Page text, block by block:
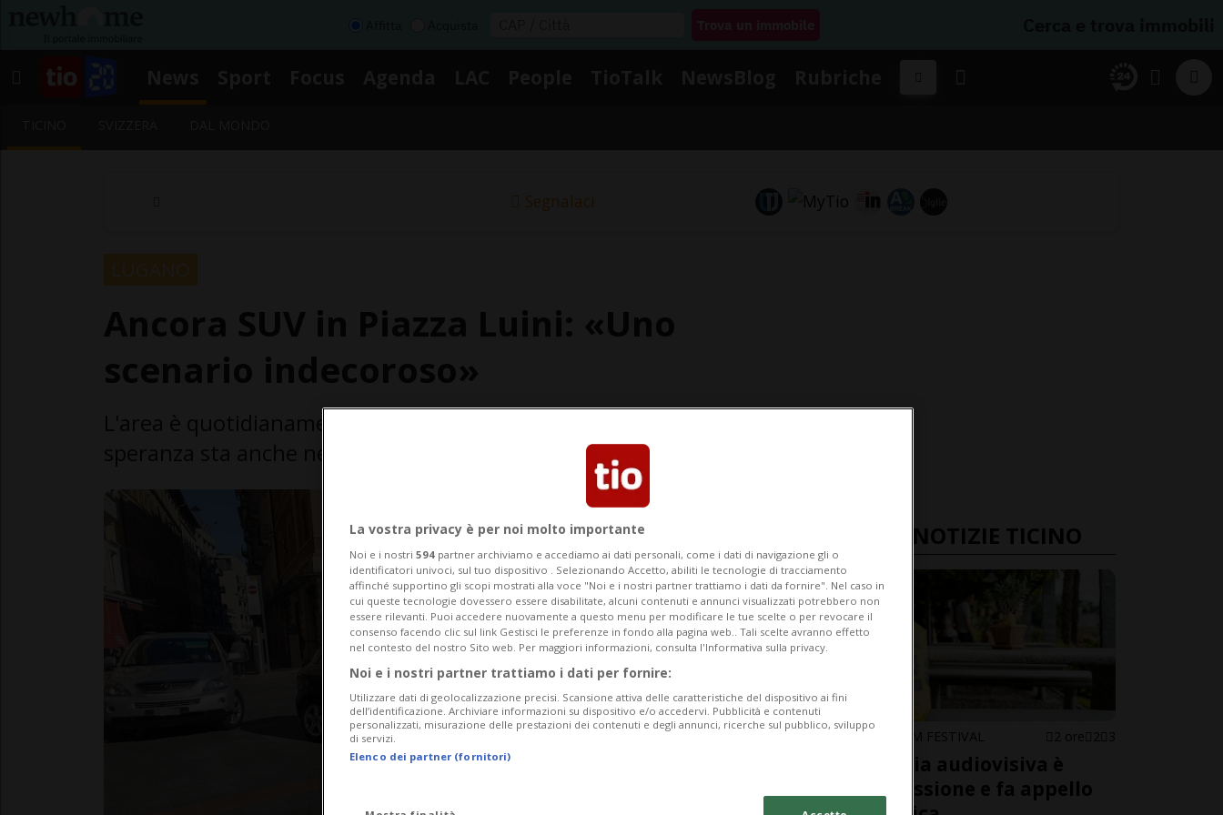
Segnalaci
ULTIME NOTIZIE TICINO
LOCARNO FILM FESTIVAL 2 ore 2 3
L'industria audiovisiva è
sotto pressione e fa appello
La vostra privacy è per noi molto importante
Noi e i nostri 594 partner archiviamo e accediamo ai dati personali, come i dati di navigazione gli o
identificatori univoci, sul tuo dispositivo . Selezionando Accetto, abiliti le tecnologie di tracciamento
affinché supportino gli scopi mostrati alla voce "Noi e i nostri partner trattiamo i dati da fornire". Nel caso in
cui queste tecnologie dovessero essere disabilitate, alcuni contenuti e annunci visualizzati potrebbero non
essere rilevanti. Puoi accedere nuovamente a questo menu per modificare le tue scelte o per revocare il
consenso facendo clic sul link Gestisci le preferenze in fondo alla pagina web.. Tali scelte avranno effetto
nel contesto del nostro Sito web. Per maggiori informazioni, consulta l'Informativa sulla privacy.
Noi e i nostri partner trattiamo i dati per fornire:
Utilizzare dati di geolocalizzazione precisi. Scansione attiva delle caratteristiche del dispositivo ai fini
dell’identificazione. Archiviare informazioni su dispositivo e/o accedervi. Pubblicità e contenuti
personalizzati, misurazione delle prestazioni dei contenuti e degli annunci, ricerche sul pubblico, sviluppo
di servizi.
Elenco dei partner (fornitori)